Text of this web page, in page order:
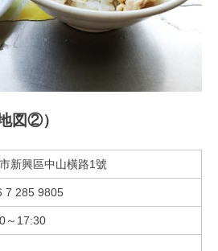
図②）
新興區中山橫路1號
7 285 9805
～17:30